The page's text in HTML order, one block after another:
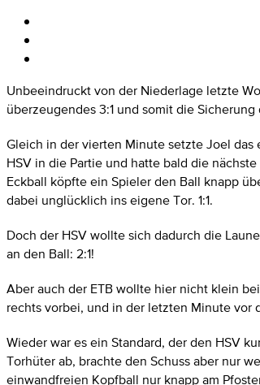
Unbeeindruckt von der Niederlage letzte
überzeugendes 3:1 und somit die
Gleich in der vierten Minute setzte Joel das
HSV in die Partie und hatte bald die
Eckball köpfte ein Spieler den Ball knapp
dabei unglücklich ins eigene Tor. 1:1.
Doch der HSV wollte sich dadurch die
an den Ball: 2:1!
Aber auch der ETB wollte hier nicht klein
rechts vorbei, und in der letzten Minute vor
Wieder war es ein Standard, der den HSV
Torhüter ab, brachte den Schuss aber nur
einwandfreien Kopfball nur knapp am